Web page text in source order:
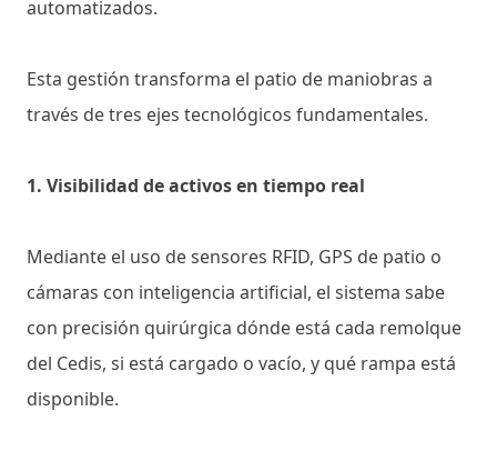
automatizados.
Esta gestión transforma el patio de maniobras a
través de tres ejes tecnológicos fundamentales.
1. Visibilidad de activos en tiempo real
Mediante el uso de sensores RFID, GPS de patio o
cámaras con inteligencia artificial, el sistema sabe
con precisión quirúrgica dónde está cada remolque
del Cedis, si está cargado o vacío, y qué rampa está
disponible.